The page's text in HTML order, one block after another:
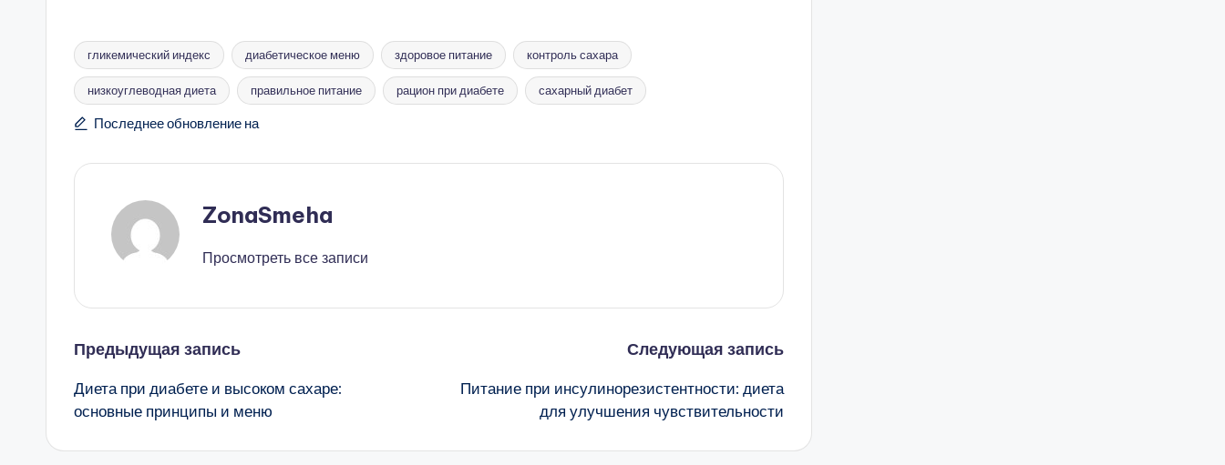
Метки:
гликемический индекс диабетическое меню здоровое питание контроль сахара
низкоуглеводная диета правильное питание рацион при диабете сахарный диабет
Последнее обновление на
ZonaSmeha
Просмотреть все записи
Навигация
записи
Предыдущая запись
Диета при диабете и высоком сахаре:
основные принципы и меню
Следующая запись
Питание при инсулинорезистентности: диета
для улучшения чувствительности